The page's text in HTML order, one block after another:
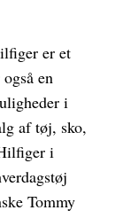
er et
en
i
af tøj, sko,
i
Tommy